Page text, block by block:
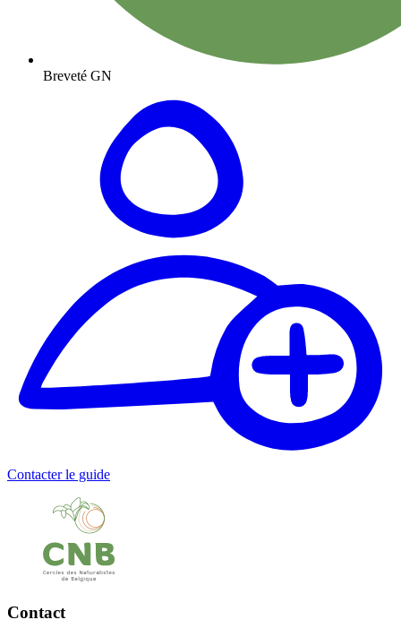
Breveté GN
Contacter le guide
Contact